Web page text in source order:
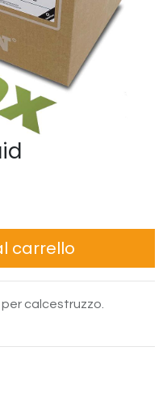
carrello
calcestruzzo.